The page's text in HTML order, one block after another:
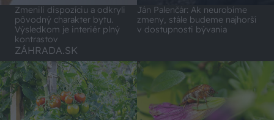
Zmenili dispozíciu a odkryli
pôvodný charakter bytu.
Výsledkom je interiér plný
kontrastov
Ján Palenčár: Ak neurobíme
zmeny, stále budeme najhorší
v dostupnosti bývania
ZÁHRADA.SK